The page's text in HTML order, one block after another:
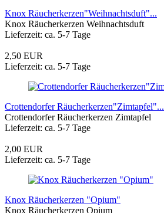
Knox Räucherkerzen"Weihnachtsduft"...
Knox Räucherkerzen Weihnachtsduft
Lieferzeit: ca. 5-7 Tage
2,50 EUR
Lieferzeit: ca. 5-7 Tage
Crottendorfer Räucherkerzen"Zimtapfel"...
Crottendorfer Räucherkerzen Zimtapfel
Lieferzeit: ca. 5-7 Tage
2,00 EUR
Lieferzeit: ca. 5-7 Tage
Knox Räucherkerzen "Opium"
Knox Räucherkerzen Opium